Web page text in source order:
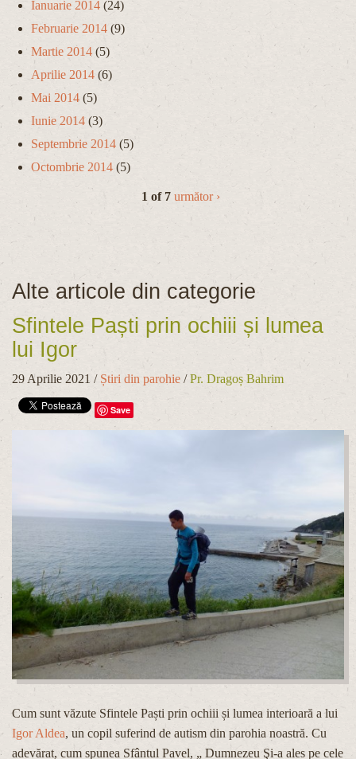
Ianuarie 2014 (24)
Februarie 2014 (9)
Martie 2014 (5)
Aprilie 2014 (6)
Mai 2014 (5)
Iunie 2014 (3)
Septembrie 2014 (5)
Octombrie 2014 (5)
1 of 7 următor ›
Alte articole din categorie
Sfintele Paști prin ochiii și lumea
lui Igor
29 Aprilie 2021 / Știri din parohie /Pr. Dragoș Bahrim
Save
Cum sunt văzute Sfintele Paști prin ochiii și lumea interioară a lui
Igor Aldea, un copil suferind de autism din parohia noastră. Cu
adevărat, cum spunea Sfântul Pavel, „ Dumnezeu Şi-a ales pe cele